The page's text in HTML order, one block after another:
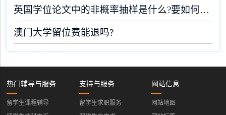
英国学位论文中的非概率抽样是什么?要如何完成?
澳门大学留位费能退吗?
热门辅导与服务
留学生课程辅导
支持与服务
留学生求职服务
网站信息
网站地图